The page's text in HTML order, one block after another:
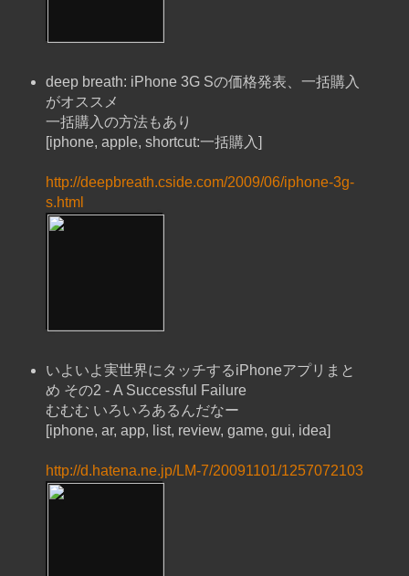
deep breath: iPhone 3G Sの価格発表、一括購入
がオススメ
一括購入の方法もあり
[iphone, apple, shortcut:一括購入]
http://deepbreath.cside.com/2009/06/iphone-3g-
s.html
いよいよ実世界にタッチするiPhoneアプリまと
め その2 - A Successful Failure
むむむ いろいろあるんだなー
[iphone, ar, app, list, review, game, gui, idea]
http://d.hatena.ne.jp/LM-7/20091101/1257072103